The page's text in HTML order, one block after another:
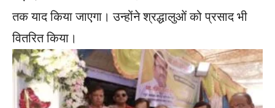
तक याद किया जाएगा। उन्होंने श्रद्धालुओं को प्रसाद भी
वितरित किया।